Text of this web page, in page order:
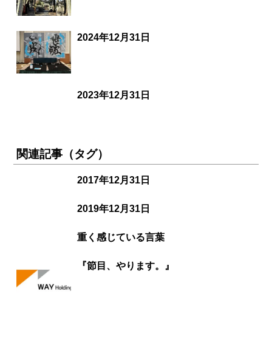
2024年12月31日
2023年12月31日
関連記事（タグ）
2017年12月31日
2019年12月31日
重く感じている言葉
『節目、やります。』